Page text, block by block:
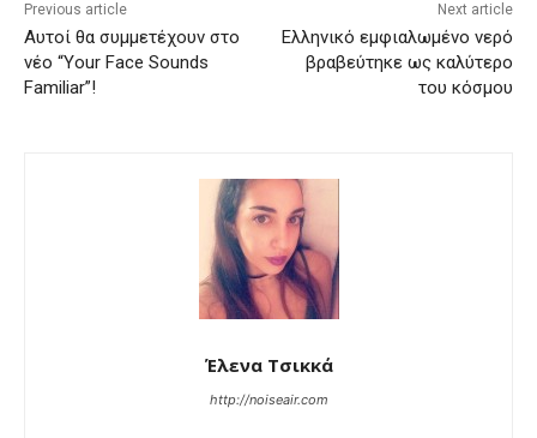
Previous article
Αυτοί θα συμμετέχουν στο
νέο “Your Face Sounds
Familiar”!
Next article
Ελληνικό εμφιαλωμένο νερό
βραβεύτηκε ως καλύτερο
του κόσμου
Έλενα Τσικκά
http://noiseair.com